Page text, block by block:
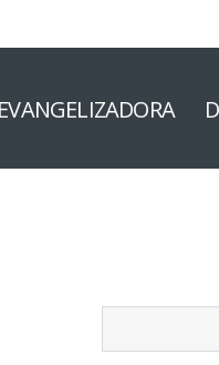
EVANGELIZADORA